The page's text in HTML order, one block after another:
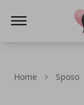
Home Sposo